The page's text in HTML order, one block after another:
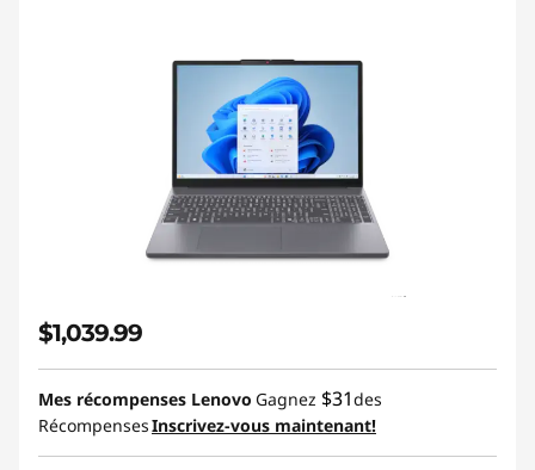
$1,039.99
Mes récompenses Lenovo Gagnez $31des
RécompensesInscrivez-vous maintenant!